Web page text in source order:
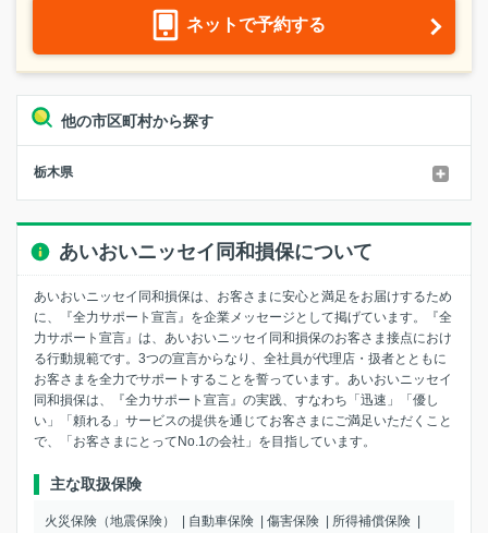
ネットで予約する
他の市区町村から探す
栃木県
あいおいニッセイ同和損保について
あいおいニッセイ同和損保は、お客さまに安心と満足をお届けするため
に、『全力サポート宣言』を企業メッセージとして掲げています。『全
力サポート宣言』は、あいおいニッセイ同和損保のお客さま接点におけ
る行動規範です。3つの宣言からなり、全社員が代理店・扱者とともに
お客さまを全力でサポートすることを誓っています。あいおいニッセイ
同和損保は、『全力サポート宣言』の実践、すなわち「迅速」「優し
い」「頼れる」サービスの提供を通じてお客さまにご満足いただくこと
で、「お客さまにとってNo.1の会社」を目指しています。
主な取扱保険
火災保険（地震保険） 自動車保険 傷害保険
所得補償保険